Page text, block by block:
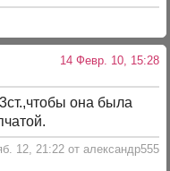
14 Февр. 10, 15:28
она была
12, 21:22 от александр555